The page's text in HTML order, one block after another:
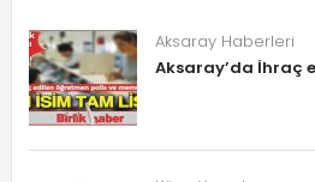
Aksaray Haberleri
Aksaray’da İhraç